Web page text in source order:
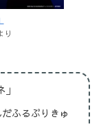
り
ふるぷりきゅ